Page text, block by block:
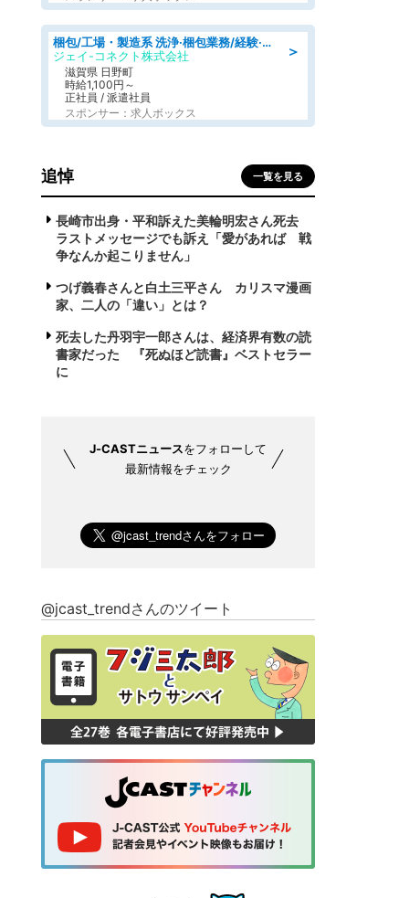
＞
梱包/工場・製造系 洗浄·梱包業務/経験·資格不問/日勤
ジェイ-コネクト株式会社
滋賀県 日野町
時給1,100円～
正社員 / 派遣社員
スポンサー：求人ボックス
追悼 一覧を見る
長崎市出身・平和訴えた美輪明宏さん死去
ラストメッセージでも訴え「愛があれば 戦
争なんか起こりません」
つげ義春さんと白土三平さん カリスマ漫画
家、二人の「違い」とは？
死去した丹羽宇一郎さんは、経済界有数の読
書家だった 『死ぬほど読書』ベストセラー
に
J-CASTニュースをフォローして
最新情報をチェック
@jcast_trendさんのツイート